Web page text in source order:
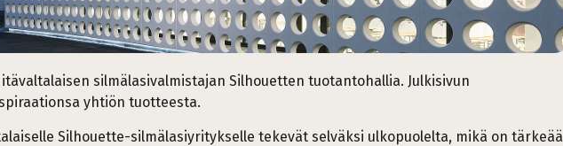
silmälasivalmistajan Silhouetten tuotantohallia. Julkisivun
yhtiön tuotteesta.
Silhouette-silmälasiyritykselle tekevät selväksi ulkopuolelta, mikä on tärkeää